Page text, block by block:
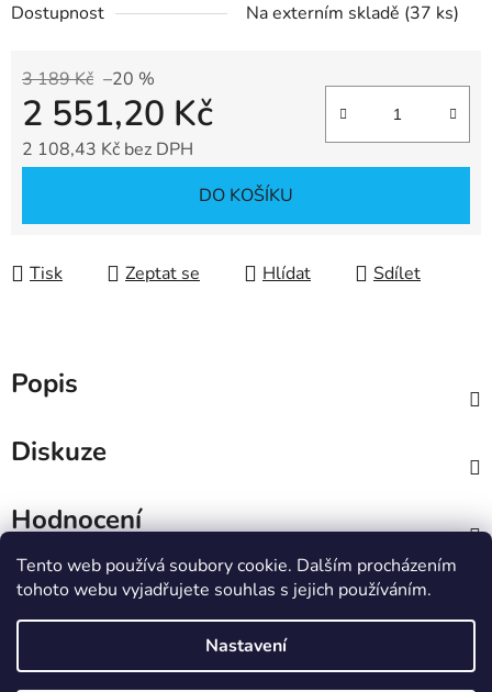
Tento web používá soubory cookie. Dalším procházením
tohoto webu vyjadřujete souhlas s jejich používáním.
Nastavení
Dostupnost Na externím skladě (37 ks)
3 189 Kč –20 %
2 551,20 Kč
2 108,43 Kč bez DPH
DO KOŠÍKU
Tisk Zeptat se Hlídat Sdílet
Popis
Diskuze
Hodnocení
IT e-shop